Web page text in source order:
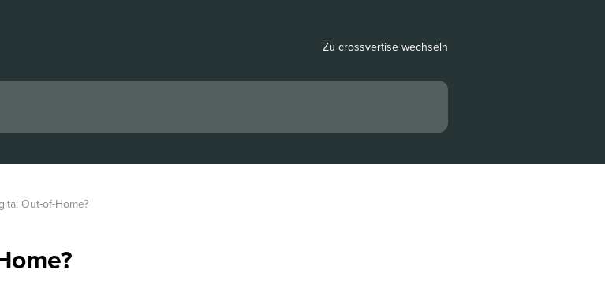
Zu crossvertise wechseln
Out-of-Home?